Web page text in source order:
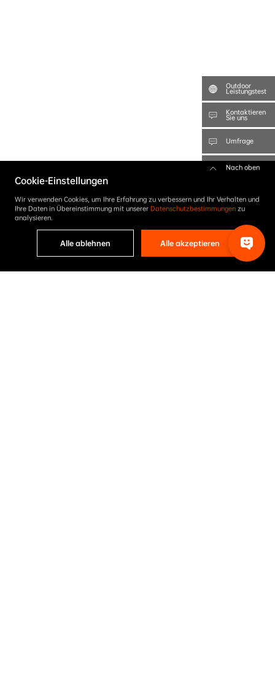
Cookie-Einstellungen
Wir verwenden Cookies, um Ihre Erfahrung zu verbessern und Ihr Verhalten und
Ihre Daten in Übereinstimmung mit unserer Datenschutzbestimmungenzu
analysieren.
Alle ablehnen Alle akzeptieren
Outdoor
Leistungstest
Kontaktieren
Sie uns
Umfrage
Nach oben